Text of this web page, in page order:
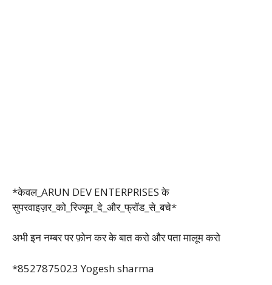
*केवल_ARUN DEV ENTERPRISES के
सुपरवाइज़र_को_रिज्यूम_दे_और_फ्रॉड_से_बचे*
अभी इन नम्बर पर फ़ोन कर के बात करो और पता मालूम करो
*8527875023 Yogesh sharma